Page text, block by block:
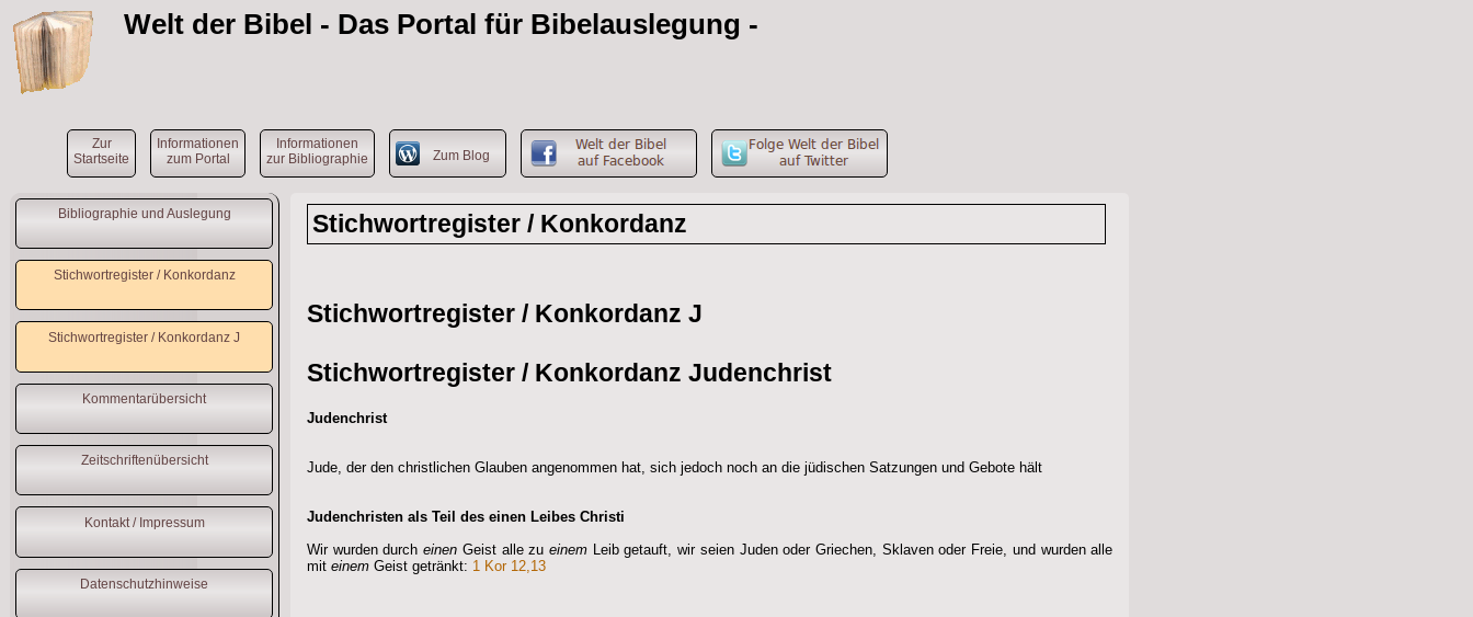
Welt der Bibel - Das Portal für Bibelauslegung -
Zur
Startseite
Informationen
zum Portal
Informationen
zur Bibliographie
Zum Blog
Bibliographie und Auslegung
Stichwortregister / Konkordanz
Stichwortregister / Konkordanz J
Kommentarübersicht
Zeitschriftenübersicht
Kontakt / Impressum
Datenschutzhinweise
Stichwortregister / Konkordanz
Stichwortregister / Konkordanz J
Stichwortregister / Konkordanz Judenchrist
Judenchrist
Jude, der den christlichen Glauben angenommen hat, sich jedoch noch an die jüdischen Satzungen und Gebote hält
Judenchristen als Teil des einen Leibes Christi
Wir wurden durcheinen Geist alle zueinem Leib getauft, wir seien Juden oder Griechen, Sklaven oder Freie, und wurden alle
mit einem Geist getränkt: 1 Kor 12,13